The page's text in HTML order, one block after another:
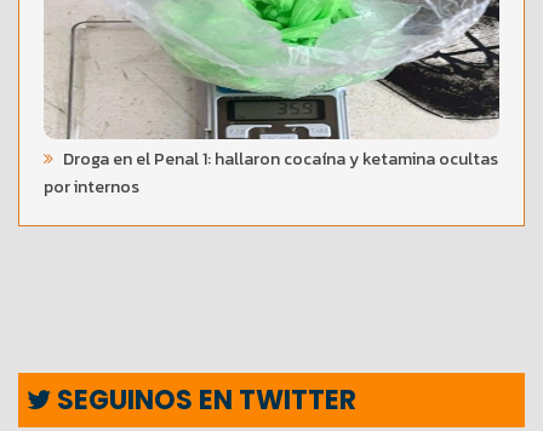
Droga en el Penal 1: hallaron cocaína y ketamina ocultas
por internos
SEGUINOS EN TWITTER